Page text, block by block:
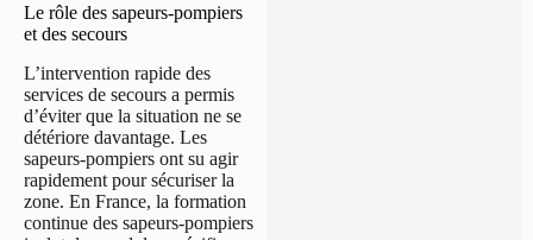
Le rôle des sapeurs-pompiers
et des secours
L’intervention rapide des
services de secours a permis
d’éviter que la situation ne se
détériore davantage. Les
sapeurs-pompiers ont su agir
rapidement pour sécuriser la
zone. En France, la formation
continue des sapeurs-pompiers